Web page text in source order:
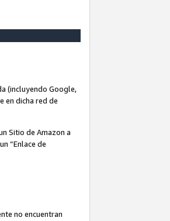
(incluyendo Google,
en dicha red de
Sitio de Amazon a
“Enlace de
no encuentran